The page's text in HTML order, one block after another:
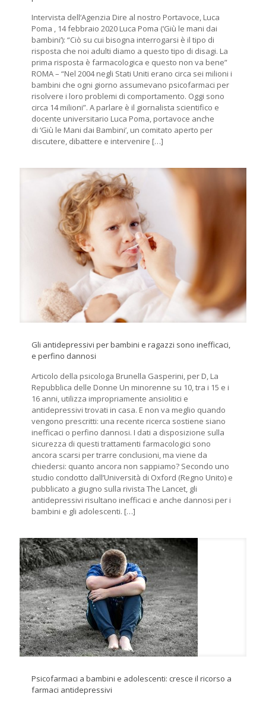
Intervista dell‘Agenzia Dire al nostro Portavoce, Luca
Poma , 14 febbraio 2020 Luca Poma (‘Giù le mani dai
bambini’): “Ciò su cui bisogna interrogarsi è il tipo di
risposta che noi adulti diamo a questo tipo di disagi. La
prima risposta è farmacologica e questo non va bene”
ROMA – “Nel 2004 negli Stati Uniti erano circa sei milioni i
bambini che ogni giorno assumevano psicofarmaci per
risolvere i loro problemi di comportamento. Oggi sono
circa 14 milioni”. A parlare è il giornalista scientifico e
docente universitario Luca Poma, portavoce anche
di ‘Giù le Mani dai Bambini’, un comitato aperto per
discutere, dibattere e intervenire […]
Gli antidepressivi per bambini e ragazzi sono inefficaci,
e perfino dannosi
Articolo della psicologa Brunella Gasperini, per D, La
Repubblica delle Donne Un minorenne su 10, tra i 15 e i
16 anni, utilizza impropriamente ansiolitici e
antidepressivi trovati in casa. E non va meglio quando
vengono prescritti: una recente ricerca sostiene siano
inefficaci o perfino dannosi. I dati a disposizione sulla
sicurezza di questi trattamenti farmacologici sono
ancora scarsi per trarre conclusioni, ma viene da
chiedersi: quanto ancora non sappiamo? Secondo uno
studio condotto dall’Università di Oxford (Regno Unito) e
pubblicato a giugno sulla rivista The Lancet, gli
antidepressivi risultano inefficaci e anche dannosi per i
bambini e gli adolescenti. […]
Psicofarmaci a bambini e adolescenti: cresce il ricorso a
farmaci antidepressivi